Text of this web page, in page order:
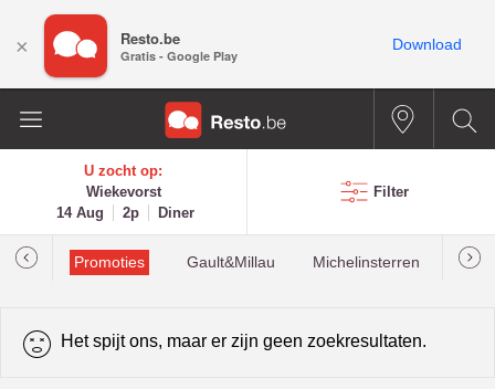
U zocht op:
Wiekevorst
14 Aug
2p Diner
Filter
Promoties Gault&Millau Michelinsterren
Het spijt ons, maar er zijn geen zoekresultaten.
× Resto.be
Gratis - Google Play
Download